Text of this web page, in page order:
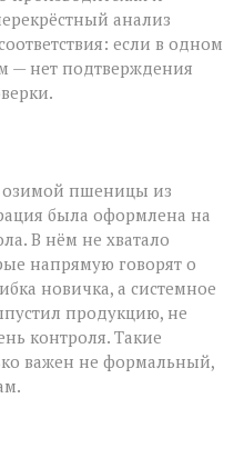
анализ
если в одном
— нет подтверждения
озимой пшеницы из
была оформлена на
В нём не хватало
напрямую говорят о
новичка, а системное
продукцию, не
контроля. Такие
важен не формальный,